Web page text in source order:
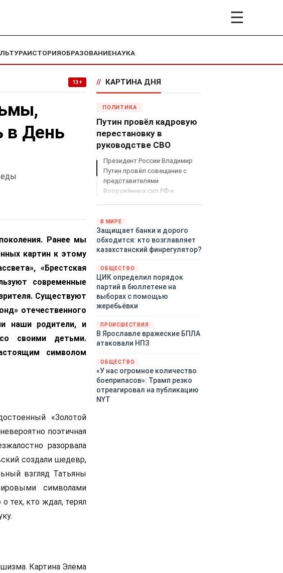
☰
ИСТОРИЯОБРАЗОВАНИЕНАУКА
13+
в День
Ранее мы
картин к этому
«Брестская
современные
Существуют
отечественного
наши родители, и
своими детьми.
символом
«Золотой
поэтичная
разорвала
создали шедевр,
взгляд Татьяны
символами
тех, кто ждал, терял
Картина Элема
// КАРТИНА ДНЯ
ПОЛИТИКА
Путин провёл кадровую
перестановку в
руководстве СВО
Президент России Владимир
Путин провёл совещание с
представителями
Вооружённых сил РФ и
руководстве спецоперацией.
В МИРЕ
Защищает банки и дорого
обходится: кто возглавляет
казахстанский финрегулятор?
ОБЩЕСТВО
ЦИК определил порядок
партий в бюллетене на
выборах с помощью
жеребьёвки
ПРОИСШЕСТВИЯ
В Ярославле вражеские БПЛА
атаковали НПЗ
ОБЩЕСТВО
«У нас огромное количество
боеприпасов»: Трамп резко
отреагировал на публикацию
NYT